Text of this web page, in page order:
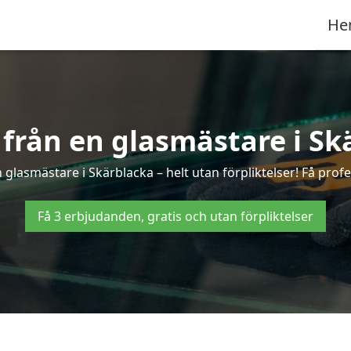
en glasmästare i
i Skärblacka – helt utan förpliktelser! Få
Få 3 erbjudanden, gratis och utan förpliktelser